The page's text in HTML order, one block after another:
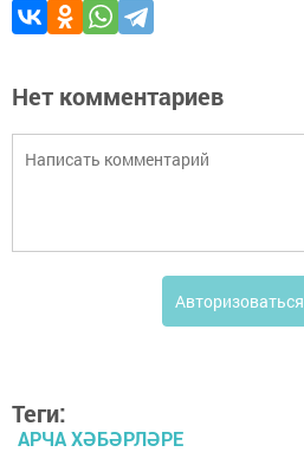
Нет комментариев
Авторизоваться
Теги:
АРЧА ХӘБӘРЛӘРЕ